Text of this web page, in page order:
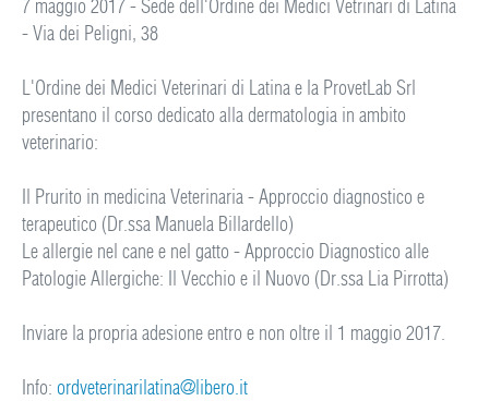
7 maggio 2017 - Sede dell'Ordine dei Medici Vetrinari di Latina
- Via dei Peligni, 38
L'Ordine dei Medici Veterinari di Latina e la ProvetLab Srl
presentano il corso dedicato alla dermatologia in ambito
veterinario:
Il Prurito in medicina Veterinaria - Approccio diagnostico e
terapeutico (Dr.ssa Manuela Billardello)
Le allergie nel cane e nel gatto - Approccio Diagnostico alle
Patologie Allergiche: Il Vecchio e il Nuovo (Dr.ssa Lia Pirrotta)
Inviare la propria adesione entro e non oltre il 1 maggio 2017.
Info:ordveterinarilatina@libero.it